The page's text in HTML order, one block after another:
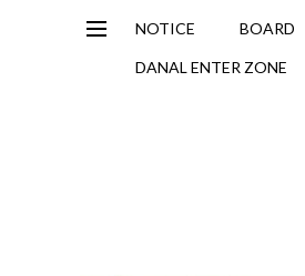
NOTICE BOARD
DANAL ENTER ZONE